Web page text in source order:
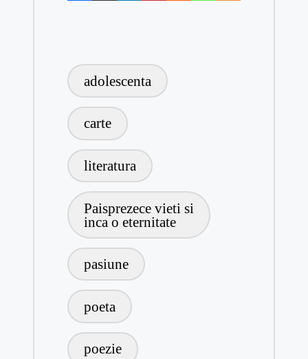
adolescenta
carte
literatura
Paisprezece vieti si
inca o eternitate
pasiune
poeta
poezie